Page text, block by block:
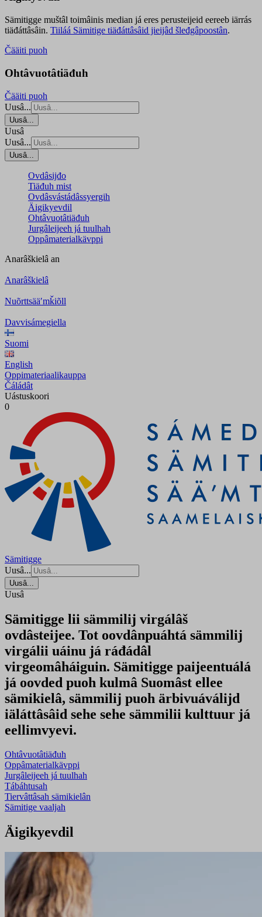
Sämitigge muštâl toimâinis median já eres perusteijeid eereeb iärrás
tiäđáttâsâin. Tiiláá Sämitige tiäđáttâsâid jieijâd šleđgâpoostân.
Čääiti puoh
Ohtâvuotâtiäđuh
Čääiti puoh
Uusâ...
Uusâ...
Uusâ
Uusâ...
Uusâ...
Ovdâsijđo
Tiäđuh mist
Ovdâsvástádâssyergih
Äigikyevdil
Ohtâvuotâtiäđuh
Jurgâleijeeh já tuulhah
Oppâmaterialkävppi
Anarâškielâ an
Anarâškielâ
Nuõrttsääʹmǩiõll
Davvisámegiella
Suomi
English
Oppimateriaalikauppa
Čáládât
Uástuskoori
0
Sämitigge
Uusâ...
Uusâ...
Uusâ
Sämitigge lii sämmilij virgálâš
ovdâsteijee. Tot oovdânpuáhtá sämmilij
virgálii uáinu já ráđádâl
virgeomâháiguin. Sämitigge paijeentuálá
já oovded puoh kulmâ Suomâst ellee
sämikielâ, sämmilij puoh ärbivuáválijd
iäláttâsâid sehe sehe sämmilii kulttuur já
eellimvyevi.
Ohtâvuotâtiäđuh
Oppâmaterialkävppi
Jurgâleijeeh já tuulhah
Tábáhtusah
Tiervâttâsah sämikielân
Sämitige vaaljah
Äigikyevdil